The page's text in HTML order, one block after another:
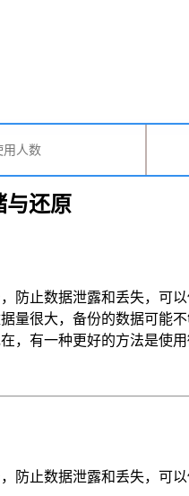
与还原
防止数据泄露和丢失，
量很大，备份的数据可
有一种更好的方法是使
止数据泄露和丢失，可